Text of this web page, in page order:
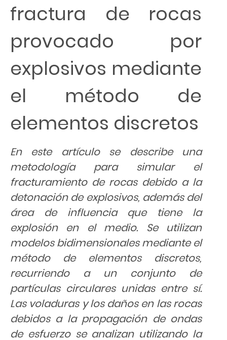
fractura de rocas
provocado por
explosivos mediante
el método de
elementos discretos
En este artículo se describe una
metodología para simular el
fracturamiento de rocas debido a la
detonación de explosivos, además del
área de influencia que tiene la
explosión en el medio. Se utilizan
modelos bidimensionales mediante el
método de elementos discretos,
recurriendo a un conjunto de
partículas circulares unidas entre sí.
Las voladuras y los daños en las rocas
debidos a la propagación de ondas
de esfuerzo se analizan utilizando la